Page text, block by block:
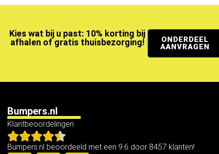
Kies wat bij u past: 10% korting bij
afhalen of gratis thuisbezorging!
ONDERDEEL
AANVRAGEN
Bumpers.nl
Klantbeoordelingen
Bumpers.nl beoordeeld met een 9.6 door 8457 klanten!